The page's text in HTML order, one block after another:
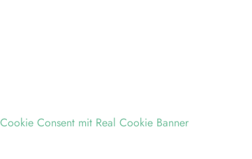
Cookie Consent mit Real Cookie Banner